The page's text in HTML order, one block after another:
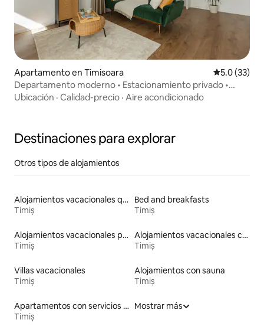
Apartamento en Timisoara Calificación
5.0 (33)
Departamento moderno • Estacionamiento privado •
Centro de la ciudad
Ubicación · Calidad-precio · Aire acondicionado
Destinaciones para explorar
Otros tipos de alojamientos
Alojamientos vacacionales que admiten mascotas
Timiș
Bed and breakfasts
Timiș
Alojamientos vacacionales para familias
Timiș
Alojamientos vacacionales con piscina
Timiș
Villas vacacionales
Timiș
Alojamientos con sauna
Timiș
Apartamentos con servicios incluidos vacacionales
Timiș
Mostrar más